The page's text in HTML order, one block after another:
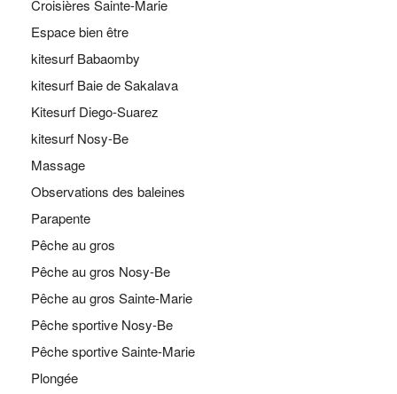
Croisières Sainte-Marie
Espace bien être
kitesurf Babaomby
kitesurf Baie de Sakalava
Kitesurf Diego-Suarez
kitesurf Nosy-Be
Massage
Observations des baleines
Parapente
Pêche au gros
Pêche au gros Nosy-Be
Pêche au gros Sainte-Marie
Pêche sportive Nosy-Be
Pêche sportive Sainte-Marie
Plongée